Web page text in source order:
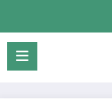
contenido